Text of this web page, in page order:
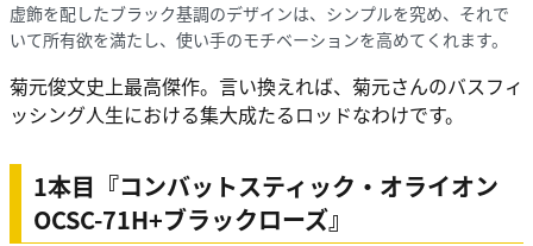
虚飾を配したブラック基調のデザインは、シンプルを究め、それで
いて所有欲を満たし、使い手のモチベーションを高めてくれます。
菊元俊文史上最高傑作。言い換えれば、菊元さんのバスフィ
ッシング人生における集大成たるロッドなわけです。
1本目『コンバットスティック・オライオン
OCSC-71H+ブラックローズ』